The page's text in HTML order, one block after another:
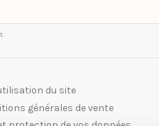
du site
générales de vente